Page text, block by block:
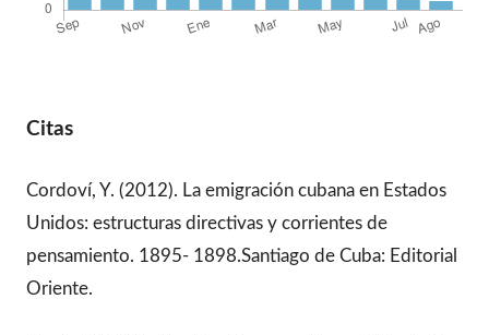
Citas
Cordoví, Y. (2012). La emigración cubana en Estados
Unidos: estructuras directivas y corrientes de
pensamiento. 1895- 1898.Santiago de Cuba: Editorial
Oriente.